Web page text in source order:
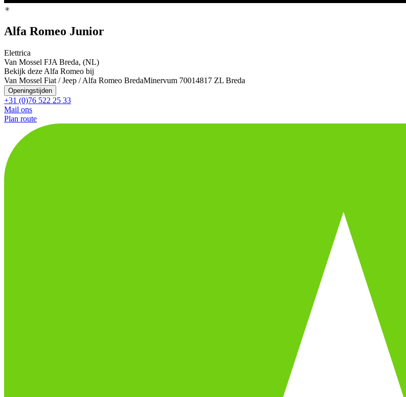
Alfa Romeo Junior
Elettrica
Van Mossel FJA Breda, (NL)
Bekijk deze Alfa Romeo bij
Van Mossel Fiat / Jeep / Alfa Romeo BredaMinervum 70014817 ZL Breda
Openingstijden
+31 (0)76 522 25 33
Mail ons
Plan route